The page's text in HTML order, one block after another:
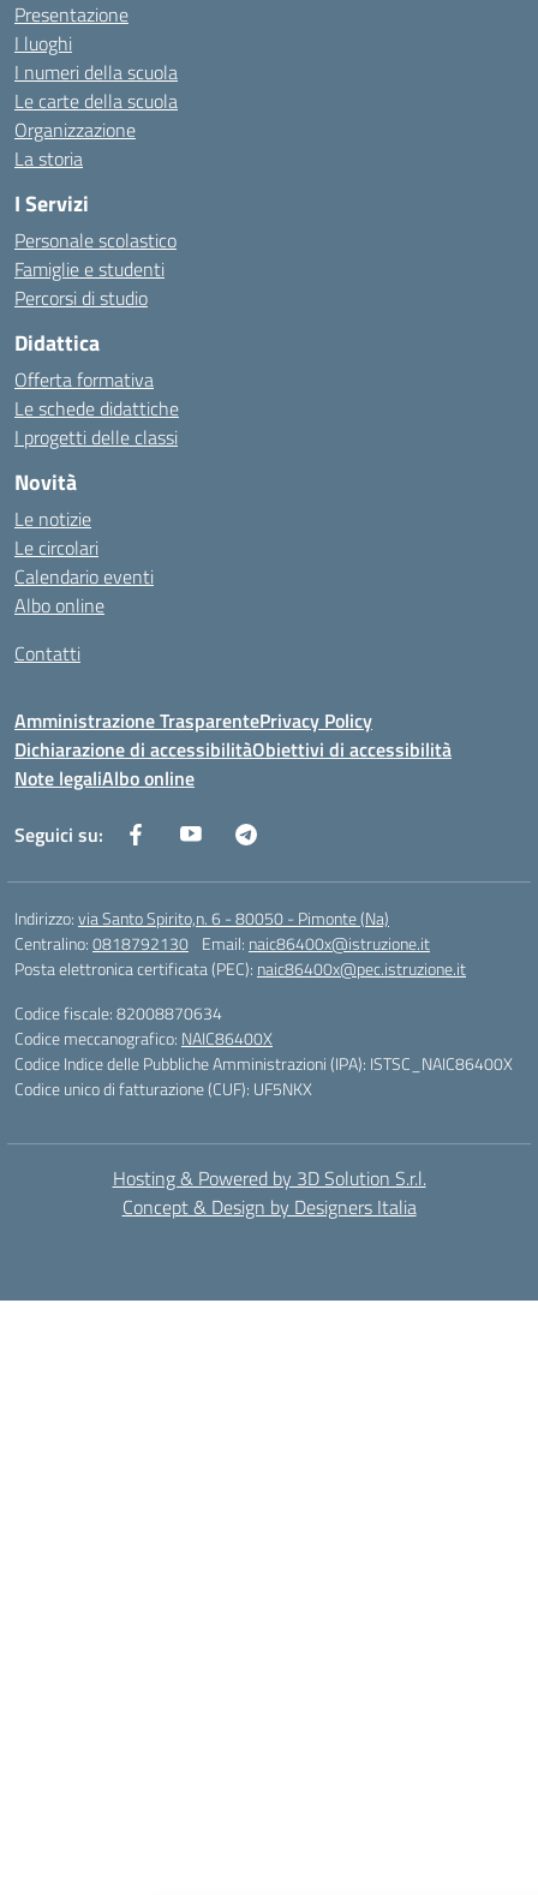
Presentazione
I luoghi
I numeri della scuola
Le carte della scuola
Organizzazione
La storia
I Servizi
Personale scolastico
Famiglie e studenti
Percorsi di studio
Didattica
Offerta formativa
Le schede didattiche
I progetti delle classi
Novità
Le notizie
Le circolari
Calendario eventi
Albo online
Contatti
Amministrazione TrasparentePrivacy Policy
Dichiarazione di accessibilitàObiettivi di accessibilità
Note legaliAlbo online
Seguici su:
Indirizzo:via Santo Spirito,n. 6 - 80050 - Pimonte (Na)
Centralino:0818792130 Email: naic86400x@istruzione.it
Posta elettronica certificata (PEC): naic86400x@pec.istruzione.it
Codice fiscale: 82008870634
Codice meccanografico: NAIC86400X
Codice Indice delle Pubbliche Amministrazioni (IPA): ISTSC_NAIC86400X
Codice unico di fatturazione (CUF): UF5NKX
Hosting & Powered by 3D Solution S.r.l.
Concept & Design by Designers Italia